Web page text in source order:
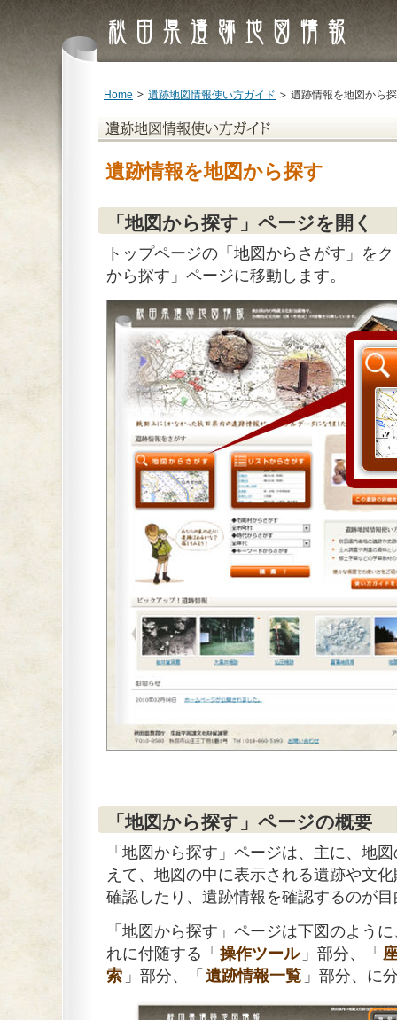
Home 遺跡地図情報使い方ガイド 遺跡情報を地図から
遺跡情報を地図から探す
「地図から探す」ページを開く
トップページの「地図からさがす」を
から探す」ページに移動します。
「地図から探す」ページの概要
「地図から探す」ページは、主に、地
えて、地図の中に表示される遺跡や文
確認したり、遺跡情報を確認するのが
「地図から探す」ページは下図のよう
れに付随する「 操作ツール 」部分、「
索 」部分、「 遺跡情報一覧 」部分、に